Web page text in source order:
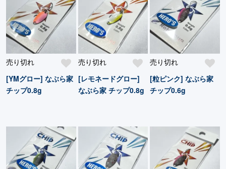
売り切れ
[YMグロー] なぶら家
チップ0.8g
売り切れ
[レモネードグロー]
なぶら家 チップ0.8g
売り切れ
[粒ピンク] なぶら家
チップ0.6g